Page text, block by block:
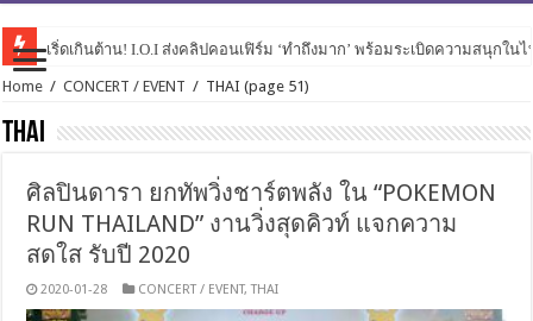
เริ่ดเกินต้าน! I.O.I ส่งคลิปคอนเฟิร์ม ‘ทำถึงมาก’ พร้อมระเบิดความสนุกใ
Home / CONCERT / EVENT / THAI (page 51)
THAI
ศิลปินดารา ยกทัพวิ่งชาร์ตพลัง ใน “POKEMON
RUN THAILAND” งานวิ่งสุดคิวท์ แจกความ
สดใส รับปี 2020
2020-01-28 CONCERT / EVENT,THAI